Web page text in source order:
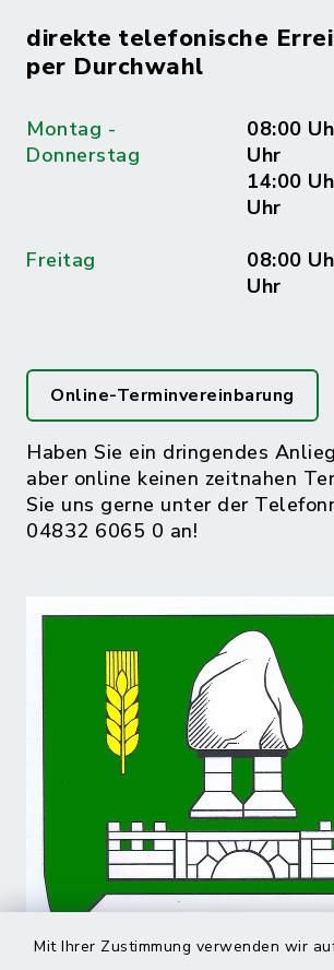
Mit Ihrer Zustimmung verwenden wir
direkte telefonische
per Durchwahl
Montag -
Donnerstag
08:00
Uhr
14:00
Uhr
Freitag
08:00
Uhr
Online-Terminvereinbarung
Haben Sie ein dringendes
aber online keinen zeitnahen
Sie uns gerne unter der
04832 6065 0 an!